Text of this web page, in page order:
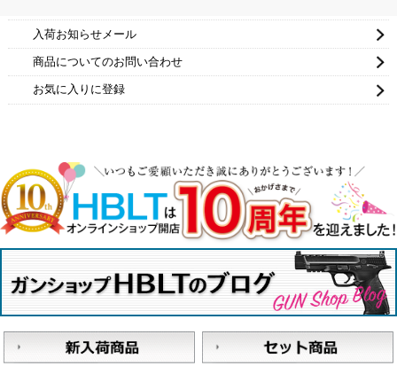
入荷お知らせメール
商品についてのお問い合わせ
お気に入りに登録